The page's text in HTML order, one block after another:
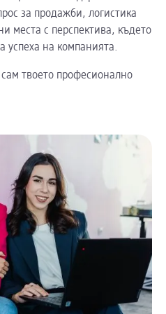
за продажби, логистика
места с перспектива, където
успеха на компанията.
твоето професионално